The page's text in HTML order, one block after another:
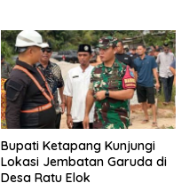
Bupati Ketapang Kunjungi
Lokasi Jembatan Garuda di
Desa Ratu Elok